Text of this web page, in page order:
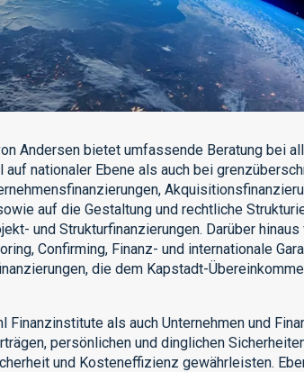
Andersen bietet umfassende Beratung bei
nationaler Ebene als auch bei
auf die Gestaltung und rechtliche
und Strukturfinanzierungen. Darüber
Confirming, Finanz- und internationale
die dem Kapstadt-
Finanzinstitute als auch Unternehmen und
persönlichen und dinglichen
und Kosteneffizienz gewährleisten.